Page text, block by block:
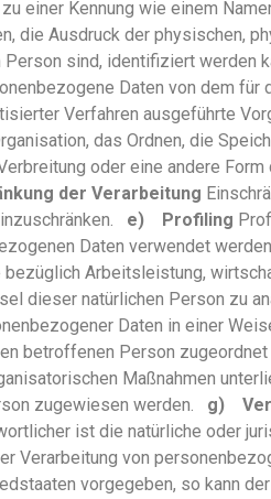
Kennung wie einem
die Ausdruck der physischen,
sind, identifiziert werden
Daten von dem für
Verfahren ausgeführte
das Ordnen, die
oder eine andere
der Verarbeitung
e) Profiling
Daten verwendet
Arbeitsleistung,
dieser natürlichen Person zu
Daten in einer
betroffenen Person
Maßnahmen
zugewiesen werden. g)
ist die natürliche oder
Verarbeitung von
vorgegeben, so kann